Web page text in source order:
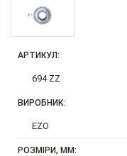
АРТИКУЛ:
694 ZZ
ВИРОБНИК:
EZO
РОЗМІРИ, ММ: